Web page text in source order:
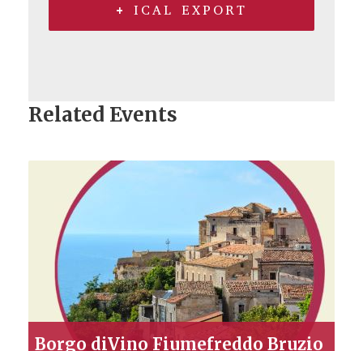
+ ICAL EXPORT
Related Events
Borgo diVino Fiumefreddo Bruzio